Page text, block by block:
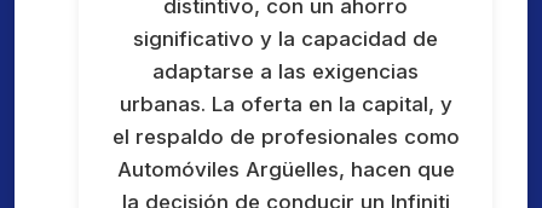
distintivo, con un ahorro
significativo y la capacidad de
adaptarse a las exigencias
urbanas. La oferta en la capital, y
el respaldo de profesionales como
Automóviles Argüelles, hacen que
la decisión de conducir un Infiniti